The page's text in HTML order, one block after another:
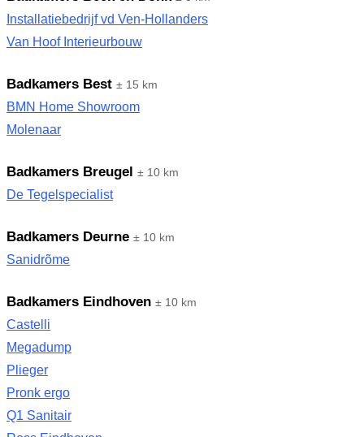
Installatiebedrijf vd Ven-Hollanders
Van Hoof Interieurbouw
Badkamers Best ± 15 km
BMN Home Showroom
Molenaar
Badkamers Breugel ± 10 km
De Tegelspecialist
Badkamers Deurne ± 10 km
Sanidrõme
Badkamers Eindhoven ± 10 km
Castelli
Megadump
Plieger
Pronk ergo
Q1 Sanitair